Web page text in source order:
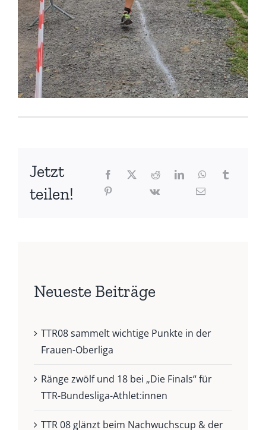
Jetzt
teilen!
Neueste Beiträge
TTR08 sammelt wichtige Punkte in der
Frauen-Oberliga
Ränge zwölf und 18 bei „Die Finals“ für
TTR-Bundesliga-Athlet:innen
TTR 08 glänzt beim Nachwuchscup & der